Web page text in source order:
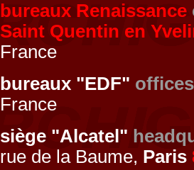
bureaux Renaissance
Saint Quentin en
France
bureaux "EDF" offices
France
siège "Alcatel"
rue de la Baume, Paris